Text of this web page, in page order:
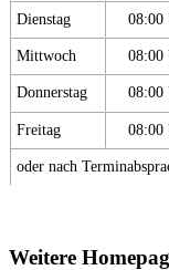
Dienstag 08:00
Mittwoch 08:00
Donnerstag 08:00
Freitag 08:00
oder nach
Weitere